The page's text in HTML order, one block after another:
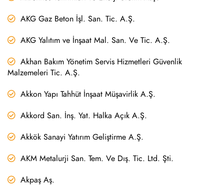
AKG Gaz Beton İşl. San. Tic. A.Ş.
AKG Yalıtım ve İnşaat Mal. San. Ve Tic. A.Ş.
Akhan Bakım Yönetim Servis Hizmetleri Güvenlik
Malzemeleri Tic. A.Ş.
Akkon Yapı Tahhüt İnşaat Müşavirlik A.Ş.
Akkord San. İnş. Yat. Halka Açık A.Ş.
Akkök Sanayi Yatırım Geliştirme A.Ş.
AKM Metalurji San. Tem. Ve Dış. Tic. Ltd. Şti.
Akpaş Aş.